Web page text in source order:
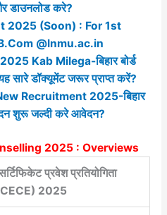
डाउनलोड करे?
2025 (Soon) : For 1st
@lnmu.ac.in
Kab Milega-बिहार बोर्ड
सारे डॉक्यूमेंट जरूर प्राप्त करें?
Recruitment 2025-बिहार
शुरू जल्दी करे आवेदन?
2025 : Overviews
प्रवेश प्रतियोगिता
2025